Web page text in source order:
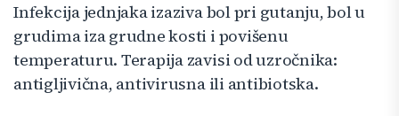
Infekcija jednjaka izaziva bol pri gutanju, bol u
grudima iza grudne kosti i povišenu
temperaturu. Terapija zavisi od uzročnika:
antigljivična, antivirusna ili antibiotska.